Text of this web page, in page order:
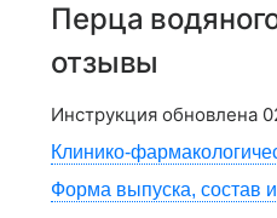
Перца
отзывы
Инструкция обновлена
Клинико-
Форма выпуска, состав